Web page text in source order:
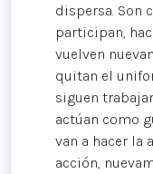
dispersa. Son
participan,
vuelven
quitan el
siguen
actúan como
van a hacer la
acción,